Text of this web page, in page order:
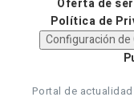
Oferta de
Política de
Configuración de
Portal de